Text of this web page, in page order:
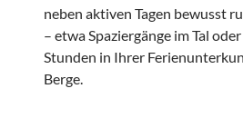
neben aktiven Tagen bewusst
– etwa Spaziergänge im Tal
Stunden in Ihrer
Berge.